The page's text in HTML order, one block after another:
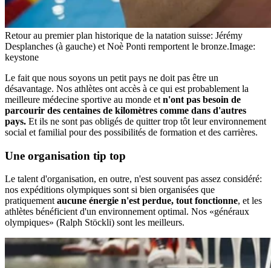
Retour au premier plan historique de la natation suisse: Jérémy
Desplanches (à gauche) et Noè Ponti remportent le bronze.Image:
keystone
Le fait que nous soyons un petit pays ne doit pas être un
désavantage. Nos athlètes ont accès à ce qui est probablement la
meilleure médecine sportive au monde et n'ont pas besoin de
parcourir des centaines de kilomètres comme dans d'autres
pays. Et ils ne sont pas obligés de quitter trop tôt leur environnement
social et familial pour des possibilités de formation et des carrières.
Une organisation tip top
Le talent d'organisation, en outre, n'est souvent pas assez considéré:
nos expéditions olympiques sont si bien organisées que
pratiquement aucune énergie n'est perdue, tout fonctionne, et les
athlètes bénéficient d'un environnement optimal. Nos «généraux
olympiques» (Ralph Stöckli) sont les meilleurs.